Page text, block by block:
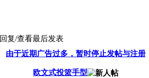
回复/查看最后发表
由于近期广告过多，暂时停止发帖与注册
欧文式投篮手型